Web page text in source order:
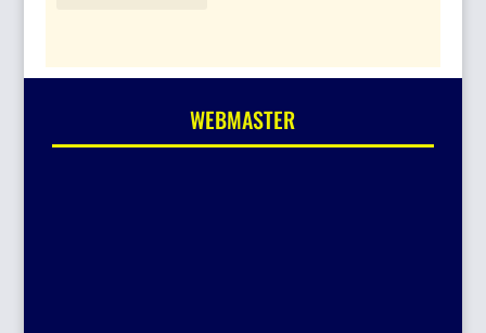
WEBMASTER